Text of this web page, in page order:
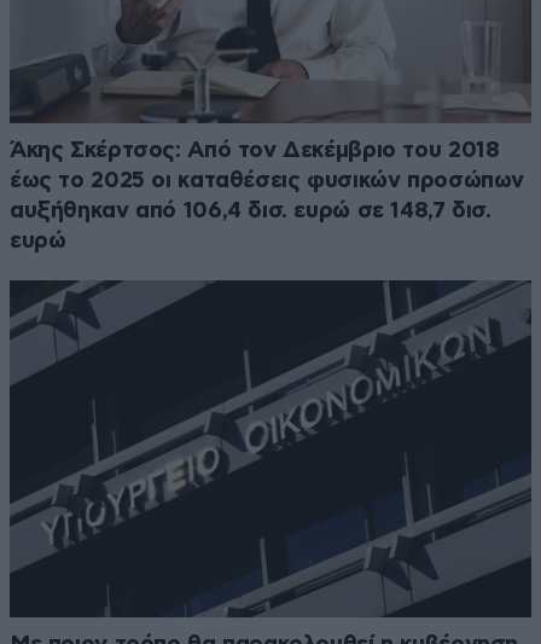
Άκης Σκέρτσος: Από τον Δεκέμβριο του 2018
έως το 2025 οι καταθέσεις φυσικών προσώπων
αυξήθηκαν από 106,4 δισ. ευρώ σε 148,7 δισ.
ευρώ